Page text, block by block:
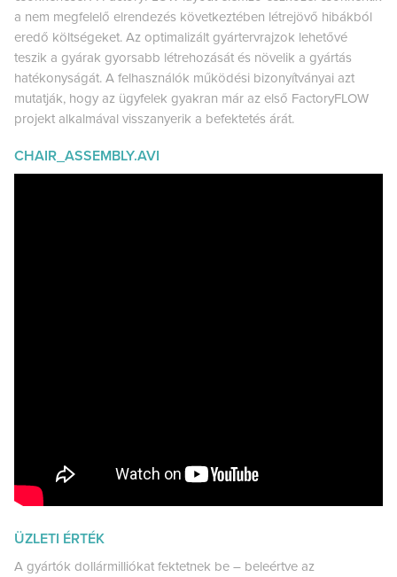
a nem megfelelő elrendezés következtében létrejövő hibákból
eredő költségeket. Az optimalizált gyártervrajzok lehetővé
teszik a gyárak gyorsabb létrehozását és növelik a gyártás
hatékonyságát. A felhasználók működési bizonyítványai azt
mutatják, hogy az ügyfelek gyakran már az első FactoryFLOW
projekt alkalmával visszanyerik a befektetés árát.
CHAIR_ASSEMBLY.AVI
ÜZLETI ÉRTÉK
A gyártók dollármilliókat fektetnek be – beleértve az